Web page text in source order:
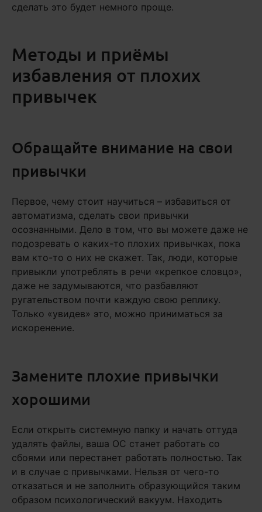
сделать это будет немного проще.
Методы и приёмы
избавления от плохих
привычек
Обращайте внимание на свои
привычки
Первое, чему стоит научиться – избавиться от
автоматизма, сделать свои привычки
осознанными. Дело в том, что вы можете даже не
подозревать о каких-то плохих привычках, пока
вам кто-то о них не скажет. Так, люди, которые
привыкли употреблять в речи «крепкое словцо»,
даже не задумываются, что разбавляют
ругательством почти каждую свою реплику.
Только «увидев» это, можно приниматься за
искоренение.
Замените плохие привычки
хорошими
Если открыть системную папку и начать оттуда
удалять файлы, ваша ОС станет работать со
сбоями или перестанет работать полностью. Так
и в случае с привычками. Нельзя от чего-то
отказаться и не заполнить образующийся таким
образом психологический вакуум. Находить